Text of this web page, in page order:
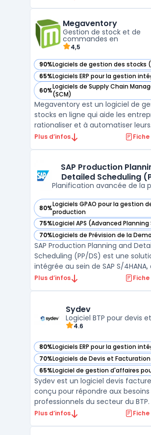
processus métier au sein d'une
architecture unifiée. ...
Megaventory
Gestion de stock et de
commandes en
4,5
90%Logiciels de gestion des stocks
— voir Megaventory dans cette
65%Logiciels ERP pour la gestion
— voir Megaventory dans cette
60%Logiciels de Supply Chain
(SCM)
— voir Megaventory dans cette
Megaventory est un logiciel de
stocks en ligne qui aide les
rationaliser et à automatiser leurs
processus de gestion de stocks.
expéditions, Megaventory est
complète ...
Plus d’infos
SAP Production
Detailed Scheduling
Planification avancée de la
80%Logiciels GPAO pour la gestion
production
— voir SAP Production Planning and
75%Logiciel APS (Advanced
— voir SAP Production Planning and
70%Logiciels de Prévision de la
— voir SAP Production Planning and
SAP Production Planning and
Scheduling (PP/DS) est une
intégrée au sein de SAP S/
pour optimiser la planification de
gérer efficacement leurs
fabrication complexes en te ...
Plus d’infos
Sydev
Logiciel BTP pour devis
4.6
80%Logiciels ERP pour la gestion
— voir Sydev dans cette catégorie
70%Logiciels de Devis et Facturation
— voir Sydev dans cette catégorie
65%Logiciel de gestion d'affaires
— voir Sydev dans cette catégorie
Sydev est un logiciel devis
conçu pour répondre aux besoins
professionnels du secteur du
une solution centralisée pour la
Plus d’infos